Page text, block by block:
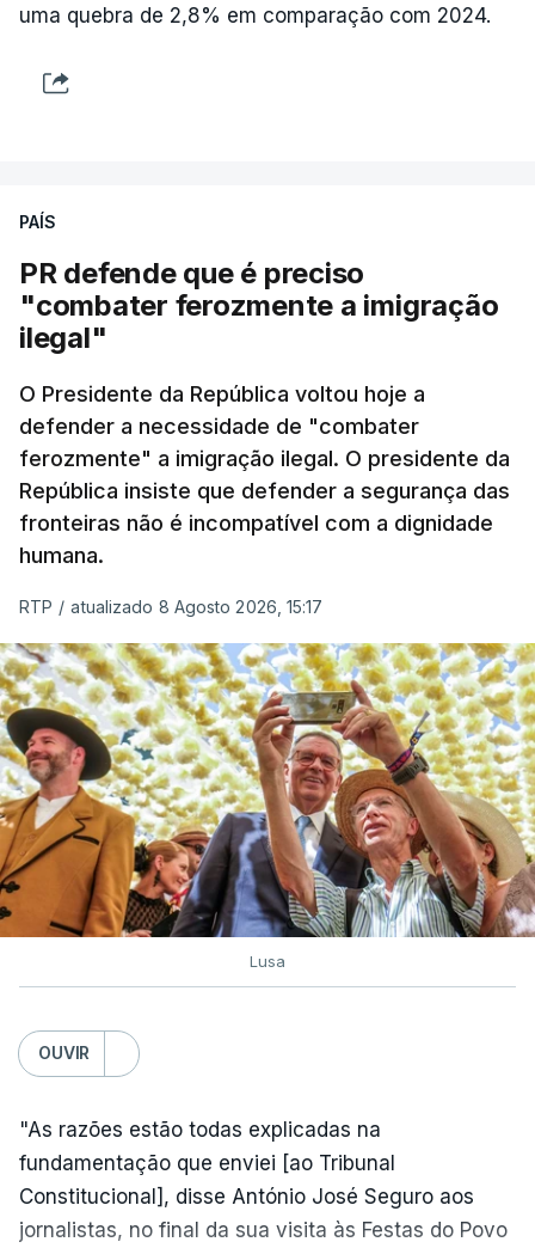
uma quebra de 2,8% em comparação com 2024.
PAÍS
PR defende que é preciso
"combater ferozmente a imigração
ilegal"
O Presidente da República voltou hoje a
defender a necessidade de "combater
ferozmente" a imigração ilegal. O presidente da
República insiste que defender a segurança das
fronteiras não é incompatível com a dignidade
humana.
RTP / atualizado 8 Agosto 2026, 15:17
Lusa
OUVIR
"As razões estão todas explicadas na
fundamentação que enviei [ao Tribunal
Constitucional], disse António José Seguro aos
jornalistas, no final da sua visita às Festas do Povo